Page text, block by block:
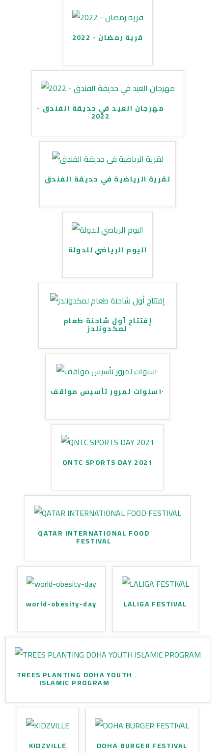
قرية رمضان - 2022
مهرجان العيد في حديقة الفندق -
2022
لقرية الرياضية في حديقة الفندق
اليوم الرياضي للدولة
إفتتاح أول شاحنة طعام
لمكدونلدز
١٠سنوات لمرور تأسيس مواقف
QNTC SPORTS DAY 2021
QATAR INTERNATIONAL FOOD
FESTIVAL
world-obesity-day LALIGA FESTIVAL
TREES PLANTING DOHA YOUTH
ISLAMIC PROGRAM
KIDZVILLE DOHA BURGER FESTIVAL